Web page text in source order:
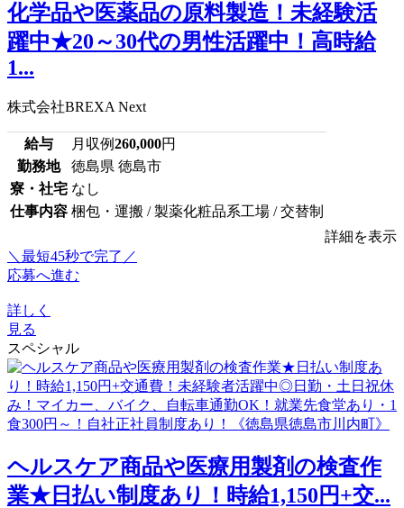
化学品や医薬品の原料製造！未経験活
躍中★20～30代の男性活躍中！高時給
1...
株式会社BREXA Next
給与 月収例260,000円
勤務地
徳島県 徳島市
寮・社宅 なし
仕事内容 梱包・運搬 / 製薬化粧品系工場 / 交替制
詳細を表示
＼最短45秒で完了／
応募へ進む
詳しく
見る
スペシャル
ヘルスケア商品や医療用製剤の検査作
業★日払い制度あり！時給1,150円+交...